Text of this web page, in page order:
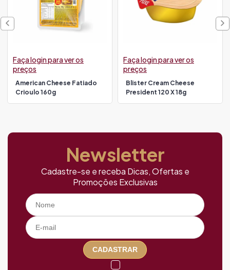
American Cheese Fatiado
Crioulo 160g
Faça login para ver os
preços
Blister Cream Cheese
President 120 X 18g
Faça login para ver os
preços
Newsletter
Cadastre-se e receba Dicas, Ofertas e
Promoções Exclusivas
CADASTRAR